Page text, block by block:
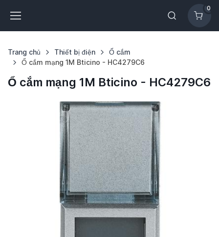
0
Trang chủ Thiết bị điện
Ổ cắm
Ổ cắm mạng 1M Bticino - HC4279C6
Ổ cắm mạng 1M Bticino - HC4279C6